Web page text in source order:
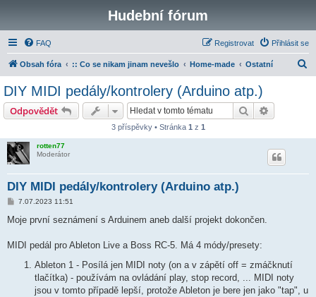
Hudební fórum
FAQ Přihlásit se
Registrovat
Obsah fóra :: Co se nikam jinam nevešlo Home-made Ostatní
DIY MIDI pedály/kontrolery (Arduino atp.)
Odpovědět Hledat
3 příspěvky • Stránka 1 z 1
rotten77
Moderátor
DIY MIDI pedály/kontrolery (Arduino atp.)
P
í
ě
7.07.2023 11:51
Moje první seznámení s Arduinem aneb další projekt dokončen.
MIDI pedál pro Ableton Live a Boss RC-5. Má 4 módy/presety:
Ableton 1 - Posílá jen MIDI noty (on a v zápětí off = zmáčknutí
tlačítka) - používám na ovládání play, stop record, ... MIDI noty
jsou v tomto případě lepší, protože Ableton je bere jen jako "tap", u